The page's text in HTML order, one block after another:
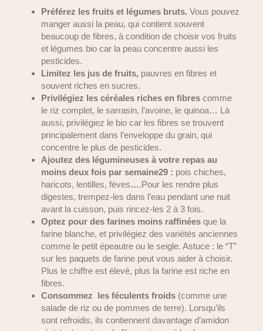
Préférez les fruits et légumes bruts. Vous pouvez
manger aussi la peau, qui contient souvent
beaucoup de fibres, à condition de choisir vos fruits
et légumes bio car la peau concentre aussi les
pesticides.
Limitez les jus de fruits, pauvres en fibres et
souvent riches en sucres.
Privilégiez les céréales riches en fibres comme
le riz complet, le sarrasin, l’avoine, le quinoa… Là
aussi, privilégiez le bio car les fibres se trouvent
principalement dans l’enveloppe du grain, qui
concentre le plus de pesticides.
Ajoutez des légumineuses à votre repas au
moins deux fois par semaine29 : pois chiches,
haricots, lentilles, fèves….Pour les rendre plus
digestes, trempez-les dans l’eau pendant une nuit
avant la cuisson, puis rincez-les 2 à 3 fois.
Optez pour des farines moins raffinées que la
farine blanche, et privilégiez des variétés anciennes
comme le petit épeautre ou le seigle. Astuce : le “T”
sur les paquets de farine peut vous aider à choisir.
Plus le chiffre est élevé, plus la farine est riche en
fibres.
Consommez les féculents froids (comme une
salade de riz ou de pommes de terre). Lorsqu’ils
sont refroidis, ils contiennent davantage d’amidon